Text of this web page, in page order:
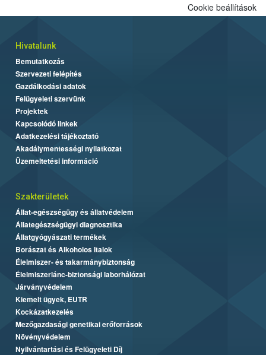
Cookie beállítások
Hivatalunk
Bemutatkozás
Szervezeti felépítés
Gazdálkodási adatok
Felügyeleti szervünk
Projektek
Kapcsolódó linkek
Adatkezelési tájékoztató
Akadálymentességi nyilatkozat
Üzemeltetési információ
Szakterületek
Állat-egészségügy és állatvédelem
Állategészségügyi diagnosztika
Állatgyógyászati termékek
Borászat és Alkoholos Italok
Élelmiszer- és takarmánybiztonság
Élelmiszerlánc-biztonsági laborhálózat
Járványvédelem
Kiemelt ügyek, EUTR
Kockázatkezelés
Mezőgazdasági genetikai erőforrások
Növényvédelem
Nyilvántartási és Felügyeleti Díj